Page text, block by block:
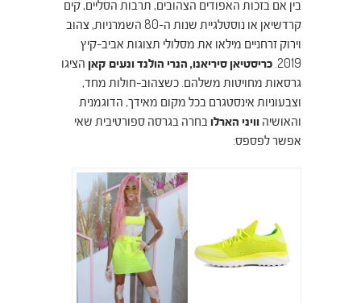
בין אם בזכות האפודים הצהובים, תרבות הסליים, קים
קרדשיאן או נוסטלגיית שנות ה-80 השמרניות, צהוב
וירוק זרחניים מילאו את מסלולי תצוגות אביב-קיץ
2019. כריסטיאן סיריאנו, הנרי הולנד ונעים קאן הציגו
גרסאות מחויטות משלהם. כשצהוב-חולות מחד,
וצבעוניות אינסטגרם בכל מקום מאידך, הדוגמנית
והאושיה וויני הארלובחרה בגרסה ספורטיבית שאי
אפשר לפספס: